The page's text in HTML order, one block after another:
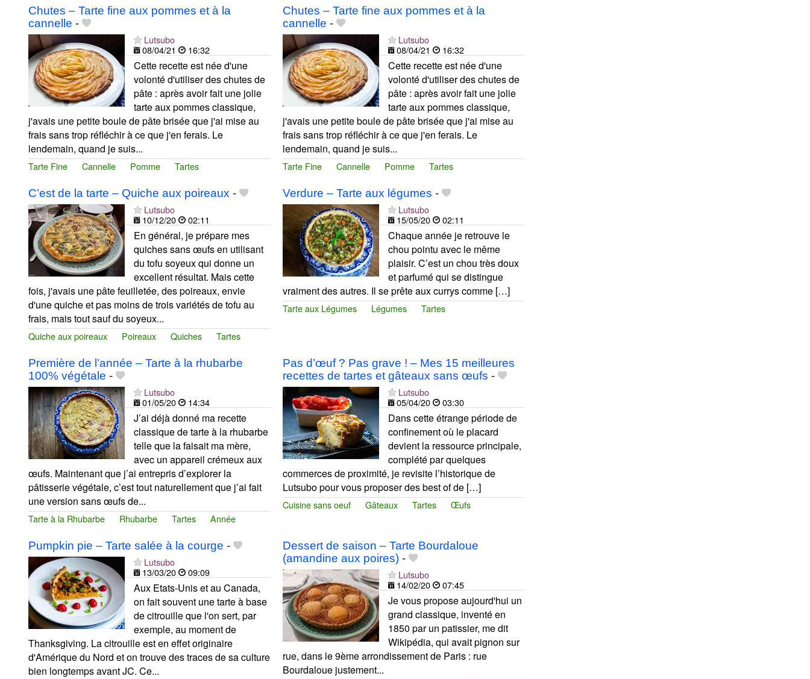
Chutes – Tarte fine aux pommes et à la
cannelle -
Lutsubo
08/04/21
16:32
Cette recette est née d'une
volonté d'utiliser des chutes de
pâte : après avoir fait une jolie
tarte aux pommes classique,
j'avais une petite boule de pâte brisée que j'ai mise au
frais sans trop réfléchir à ce que j'en ferais. Le
lendemain, quand je suis...
Tarte Fine Cannelle Pomme Tartes
Chutes – Tarte fine aux pommes et à la
cannelle -
Lutsubo
08/04/21
16:32
Cette recette est née d'une
volonté d'utiliser des chutes de
pâte : après avoir fait une jolie
tarte aux pommes classique,
j'avais une petite boule de pâte brisée que j'ai mise au
frais sans trop réfléchir à ce que j'en ferais. Le
lendemain, quand je suis...
Tarte Fine Cannelle Pomme Tartes
C’est de la tarte – Quiche aux poireaux -
Lutsubo
10/12/20
02:11
En général, je prépare mes
quiches sans œufs en utilisant
du tofu soyeux qui donne un
excellent résultat. Mais cette
fois, j'avais une pâte feuilletée, des poireaux, envie
d'une quiche et pas moins de trois variétés de tofu au
frais, mais tout sauf du soyeux...
Quiche aux poireaux Poireaux Quiches Tartes
Verdure – Tarte aux légumes -
Lutsubo
15/05/20
02:11
Chaque année je retrouve le
chou pointu avec le même
plaisir. C’est un chou très doux
et parfumé qui se distingue
vraiment des autres. Il se prête aux currys comme […]
Tarte aux Légumes Légumes Tartes
Première de l’année – Tarte à la rhubarbe
100% végétale -
Lutsubo
01/05/20
14:34
J’ai déjà donné ma recette
classique de tarte à la rhubarbe
telle que la faisait ma mère,
avec un appareil crémeux aux
œufs. Maintenant que j’ai entrepris d’explorer la
pâtisserie végétale, c’est tout naturellement que j’ai fait
une version sans œufs de...
Tarte à la Rhubarbe Rhubarbe Tartes Année
Pas d’œuf ? Pas grave ! – Mes 15 meilleures
recettes de tartes et gâteaux sans œufs -
Lutsubo
05/04/20
03:30
Dans cette étrange période de
confinement où le placard
devient la ressource principale,
complété par quelques
commerces de proximité, je revisite l’historique de
Lutsubo pour vous proposer des best of de […]
Cuisine sans oeuf Gâteaux Tartes Œufs
Pumpkin pie – Tarte salée à la courge -
Lutsubo
13/03/20
09:09
Aux Etats-Unis et au Canada,
on fait souvent une tarte à base
de citrouille que l'on sert, par
exemple, au moment de
Thanksgiving. La citrouille est en effet originaire
d'Amérique du Nord et on trouve des traces de sa culture
bien longtemps avant JC. Ce...
Dessert de saison – Tarte Bourdaloue
(amandine aux poires)-
Lutsubo
14/02/20
07:45
Je vous propose aujourd'hui un
grand classique, inventé en
1850 par un patissier, me dit
Wikipédia, qui avait pignon sur
rue, dans le 9ème arrondissement de Paris : rue
Bourdaloue justement...